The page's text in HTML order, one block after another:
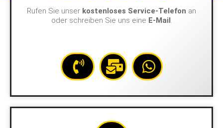
Rufen Sie unser kostenloses Service-Telefon an
oder schreiben Sie uns eine E-Mail.